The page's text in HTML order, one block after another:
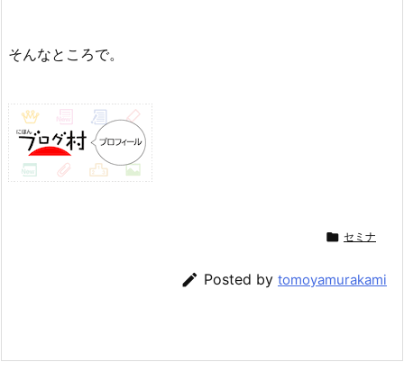
そんなところで。
 セミナ
 Posted by tomoyamurakami